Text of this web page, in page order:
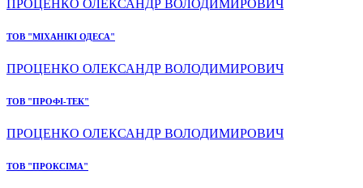
ПРОЦЕНКО ОЛЕКСАНДР ВОЛОДИМИРОВИЧ
ТОВ "МІХАНІКІ ОДЕСА"
ПРОЦЕНКО ОЛЕКСАНДР ВОЛОДИМИРОВИЧ
ТОВ "ПРОФІ-ТЕК"
ПРОЦЕНКО ОЛЕКСАНДР ВОЛОДИМИРОВИЧ
ТОВ "ПРОКСІМА"